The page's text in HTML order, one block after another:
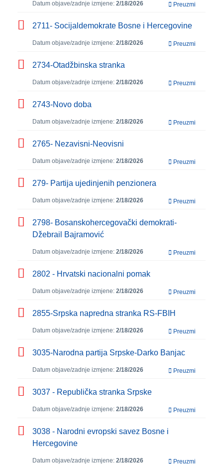
Datum objave/zadnje izmjene: 2/18/2026 Preuzmi
2711- Socijaldemokrate Bosne i Hercegovine
Datum objave/zadnje izmjene: 2/18/2026 Preuzmi
2734-Otadžbinska stranka
Datum objave/zadnje izmjene: 2/18/2026 Preuzmi
2743-Novo doba
Datum objave/zadnje izmjene: 2/18/2026 Preuzmi
2765- Nezavisni-Neovisni
Datum objave/zadnje izmjene: 2/18/2026 Preuzmi
279- Partija ujedinjenih penzionera
Datum objave/zadnje izmjene: 2/18/2026 Preuzmi
2798- Bosanskohercegovački demokrati-
Džebrail Bajramović
Datum objave/zadnje izmjene: 2/18/2026 Preuzmi
2802 - Hrvatski nacionalni pomak
Datum objave/zadnje izmjene: 2/18/2026 Preuzmi
2855-Srpska napredna stranka RS-FBIH
Datum objave/zadnje izmjene: 2/18/2026 Preuzmi
3035-Narodna partija Srpske-Darko Banjac
Datum objave/zadnje izmjene: 2/18/2026 Preuzmi
3037 - Republička stranka Srpske
Datum objave/zadnje izmjene: 2/18/2026 Preuzmi
3038 - Narodni evropski savez Bosne i
Hercegovine
Datum objave/zadnje izmjene: 2/18/2026 Preuzmi